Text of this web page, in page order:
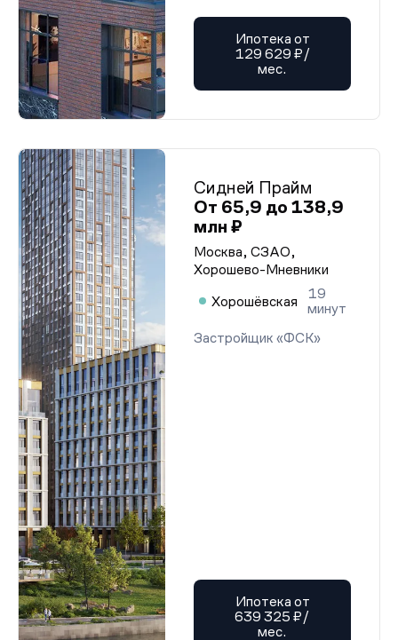
Ипотека от
129 629 ₽/
мес.
Сидней Прайм
От 65,9 до 138,9
млн ₽
Москва, СЗАО,
Хорошево-Мневники
Хорошёвская
19
минут
Застройщик «ФСК»
Ипотека от
639 325 ₽/
мес.